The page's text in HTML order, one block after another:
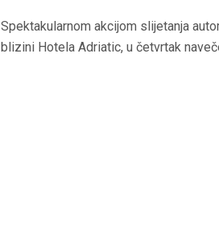
Spektakularnom akcijom slijetanja
blizini Hotela Adriatic, u četvrtak